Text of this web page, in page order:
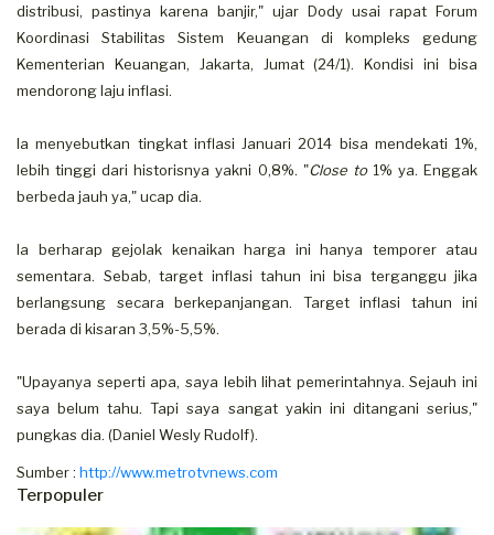
distribusi, pastinya karena banjir," ujar Dody usai rapat Forum
Koordinasi Stabilitas Sistem Keuangan di kompleks gedung
Kementerian Keuangan, Jakarta, Jumat (24/1). Kondisi ini bisa
mendorong laju inflasi.
Ia menyebutkan tingkat inflasi Januari 2014 bisa mendekati 1%,
lebih tinggi dari historisnya yakni 0,8%. "Close to1% ya. Enggak
berbeda jauh ya," ucap dia.
Ia berharap gejolak kenaikan harga ini hanya temporer atau
sementara. Sebab, target inflasi tahun ini bisa terganggu jika
berlangsung secara berkepanjangan. Target inflasi tahun ini
berada di kisaran 3,5%-5,5%.
"Upayanya seperti apa, saya lebih lihat pemerintahnya. Sejauh ini
saya belum tahu. Tapi saya sangat yakin ini ditangani serius,"
pungkas dia. (Daniel Wesly Rudolf).
Sumber : http://www.metrotvnews.com
Terpopuler